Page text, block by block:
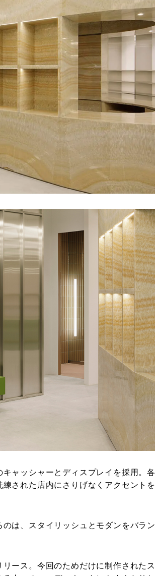
ャッシャーとディスプレイを採用。各
された店内にさりげなくアクセントを
は、スタイリッシュとモダンをバラン
ース。今回のためだけに制作されたス